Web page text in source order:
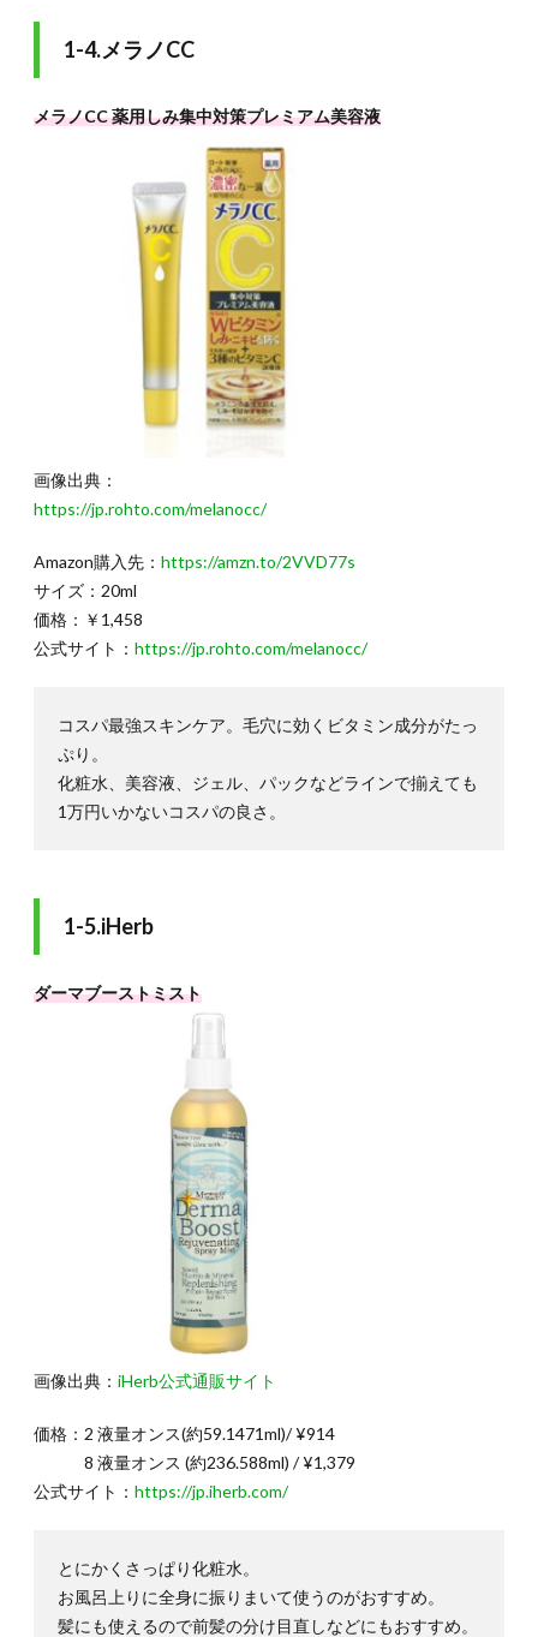
1-4.メラノCC
メラノCC 薬用しみ集中対策プレミアム美容液
画像出典：
https://jp.rohto.com/melanocc/
Amazon購入先： https://amzn.to/2VVD77s
サイズ：20ml
価格：￥1,458
公式サイト： https://jp.rohto.com/melanocc/
コスパ最強スキンケア。毛穴に効くビタミン成分がたっ
ぷり。
化粧水、美容液、ジェル、パックなどラインで揃えても
1万円いかないコスパの良さ。
1-5.iHerb
ダーマブーストミスト
画像出典： iHerb公式通販サイト
価格：2 液量オンス(約59.1471ml)/ ¥914
8 液量オンス (約236.588ml) / ¥1,379
公式サイト： https://jp.iherb.com/
とにかくさっぱり化粧水。
お風呂上りに全身に振りまいて使うのがおすすめ。
髪にも使えるので前髪の分け目直しなどにもおすすめ。